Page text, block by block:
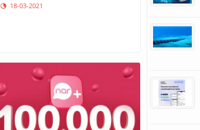
18-03-2021